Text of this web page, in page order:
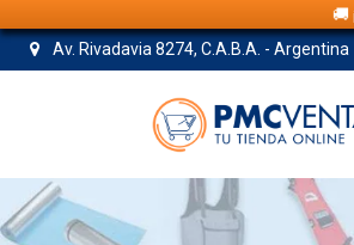
🚚
Av. Rivadavia 8274, C.A.B.A. - Argentina